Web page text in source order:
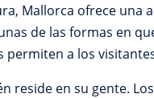
Mallorca ofrece una
de las formas en
permiten a los
reside en su gente.